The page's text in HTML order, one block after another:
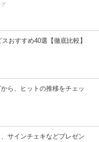
グ
おすすめ40選【徹底比較】
ら、ヒットの推移をチェッ
サインチェキなどプレゼン